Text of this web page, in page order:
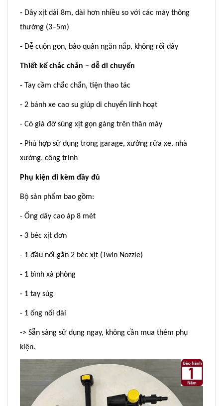
- Dây xịt dài 8m, dài hơn nhiều so với các máy thông
thường (3–5m)
- Dễ cuộn gọn, bảo quản ngăn nắp, không rối dây
Thiết kế chắc chắn – dễ di chuyển
- Tay cầm chắc chắn, tiện thao tác
- 2 bánh xe cao su giúp di chuyển linh hoạt
- Có giá đỡ súng xịt gọn gàng trên thân máy
- Phù hợp sử dụng trong garage, xưởng rửa xe, nhà
xưởng, công trình
Phụ kiện đi kèm đầy đủ
Bộ sản phẩm bao gồm:
- Ống dây cao áp 8 mét
- 3 béc xịt đơn
- 1 đầu nối gắn 2 béc xịt (Twin Nozzle)
- 1 bình xà phòng
- 1 tay súg
- 1 ống nối dài
-> Sẵn sàng sử dụng ngay, không cần mua thêm phụ
kiện.